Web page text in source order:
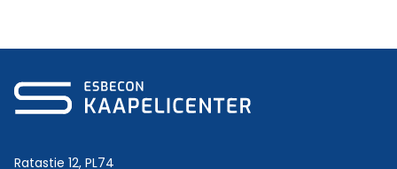
Ratastie 12, PL74